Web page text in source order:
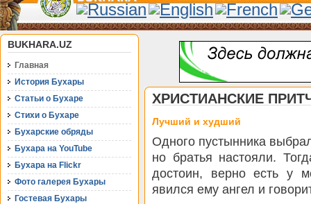
BUKHARA.UZ
Главная
История Бухары
Статьи о Бухаре
Стихи о Бухаре
Бухарские обряды
Бухара на YouTube
Бухара на Flickr
Фото галерея Бухары
Гостевая Бухары
ХРИСТИАНСКИЕ
Лучший и худший
Одного пустынника
но братья настояли.
достоин, верно есть у
явился ему ангел и